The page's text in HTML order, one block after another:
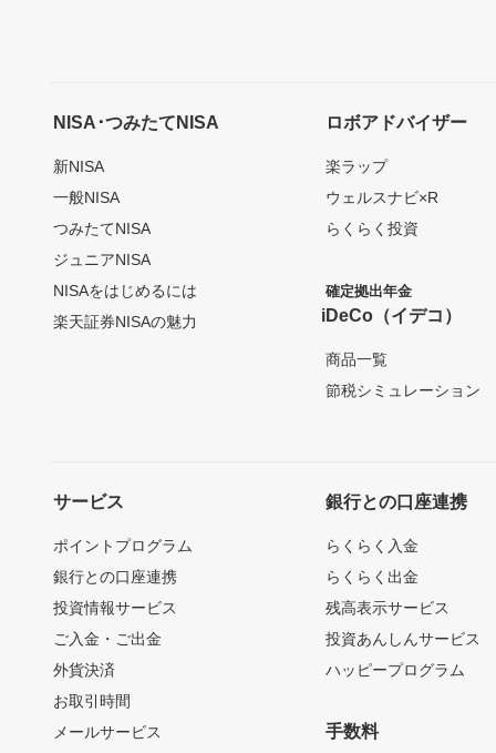
NISA･つみたてNISA
新NISA
一般NISA
つみたてNISA
ジュニアNISA
NISAをはじめるには
楽天証券NISAの魅力
ロボアドバイザー
楽ラップ
ウェルスナビ×R
らくらく投資
確定拠出年金
iDeCo（イデコ）
商品一覧
節税シミュレーション
サービス
ポイントプログラム
銀行との口座連携
投資情報サービス
ご入金・ご出金
外貨決済
お取引時間
メールサービス
銀行との口座連携
らくらく入金
らくらく出金
残高表示サービス
投資あんしんサービス
ハッピープログラム
手数料